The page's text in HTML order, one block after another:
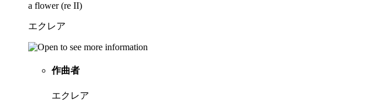
a flower (re II)
エクレア
作曲者
エクレア